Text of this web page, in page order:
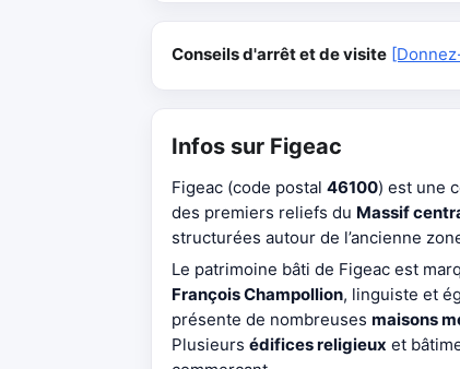
Conseils d'arrêt et de visite
Infos sur Figeac
Figeac (code postal 46100) est une
des premiers reliefs du Massif
structurées autour de l’ancienne
Le patrimoine bâti de Figeac est
François Champollion, linguiste et
présente de nombreuses maisons
Plusieurs édifices religieux et